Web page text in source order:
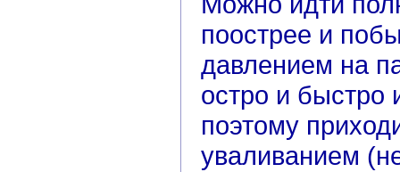
поострее и
давлением на
остро и быстро
поэтому
уваливанием